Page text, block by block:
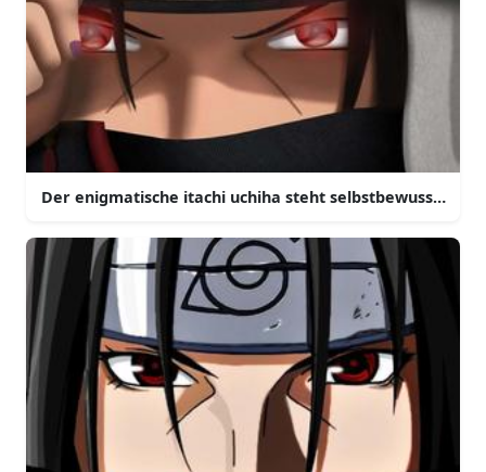
Der enigmatische itachi uchiha steht selbstbewusst im